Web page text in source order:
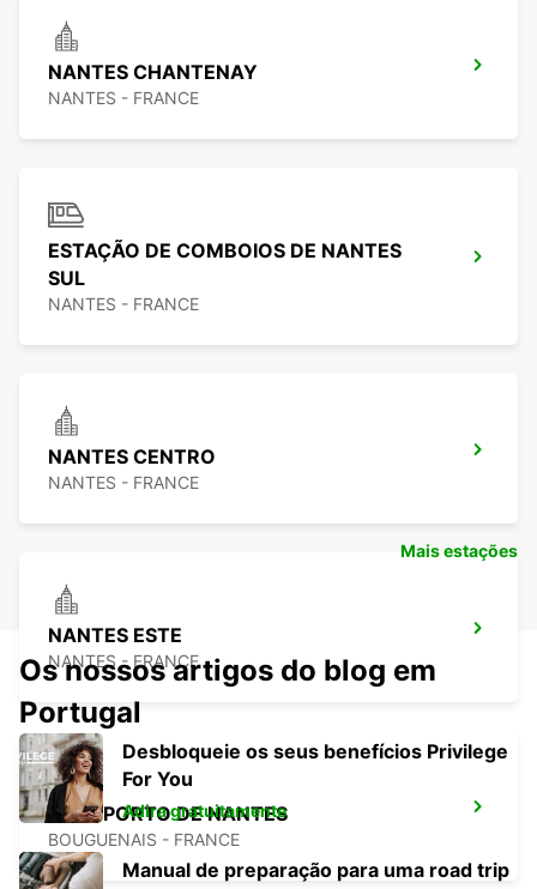
NANTES CHANTENAY
NANTES - FRANCE
ESTAÇÃO DE COMBOIOS DE NANTES
SUL
NANTES - FRANCE
NANTES CENTRO
NANTES - FRANCE
NANTES ESTE
NANTES - FRANCE
AEROPORTO DE NANTES
BOUGUENAIS - FRANCE
Mais estações
Os nossos artigos do blog em
Portugal
Desbloqueie os seus benefícios Privilege
For You
Adira gratuitamente
Manual de preparação para uma road trip